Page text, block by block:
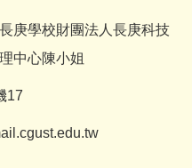
庚學校財團法人長庚科技
中心陳小姐
17